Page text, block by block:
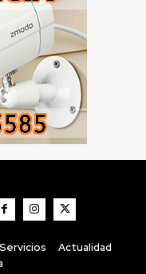
Servicios
Actualidad